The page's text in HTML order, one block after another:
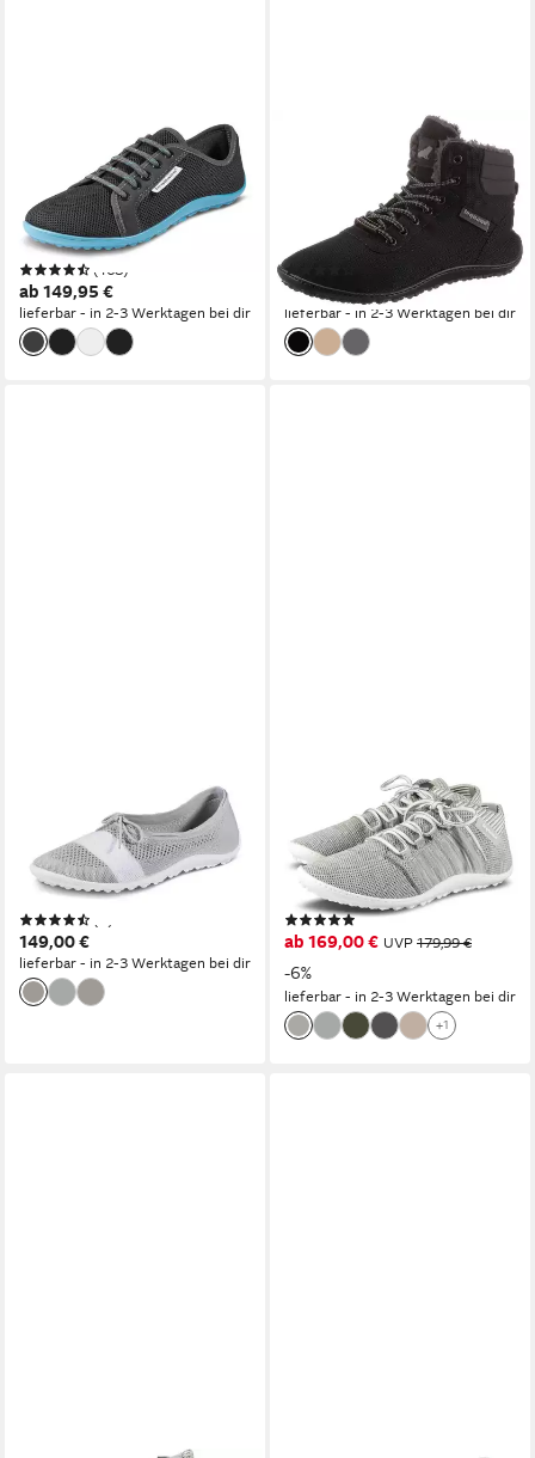
AKTIV Barfußschuh,
Freizeitschuh, Halbschuh,
Schnürschuh mit
ergonomischer Formgebung
(168)
ab 149,95 €
lieferbar - in 2-3 Werktagen bei dir
KOSMO Barfußschuh,
Bequemschuh, Schnürboots
mit einzigartiger Halbkugel-
Laufsohle
(24)
ab 199,95 €
lieferbar - in 2-3 Werktagen bei dir
STLYE PEAR Barfußschuh
Slipper, Freizeitschuh,
Bequemschuh verstärkt das
taktile Empfinden
149,00 €
lieferbar - in 2-3 Werktagen bei dir
BEAT Barfußschuh,
Freizeitschuh, Halbschuh,
Schnürschuh für
Maschinenwäsche geeignet
(115)
ab 169,00 € UVP 179,99 €
-6%
lieferbar - in 2-3 Werktagen bei dir
+1